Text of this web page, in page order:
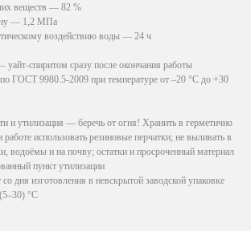
веществ — 82 %
— 1,2 МПа
воздействию воды — 24 ч
уайт-спиритом сразу после окончания работы
ГОСТ 9980.5-2009 при температуре от –20 °C до +30
и утилизация — беречь от огня! Хранить в герметично
использовать резиновые перчатки; не выливать в
водоёмы и на почву; остатки и просроченный материал
пункт утилизации
дня изготовления в невскрытой заводской упаковке
°C